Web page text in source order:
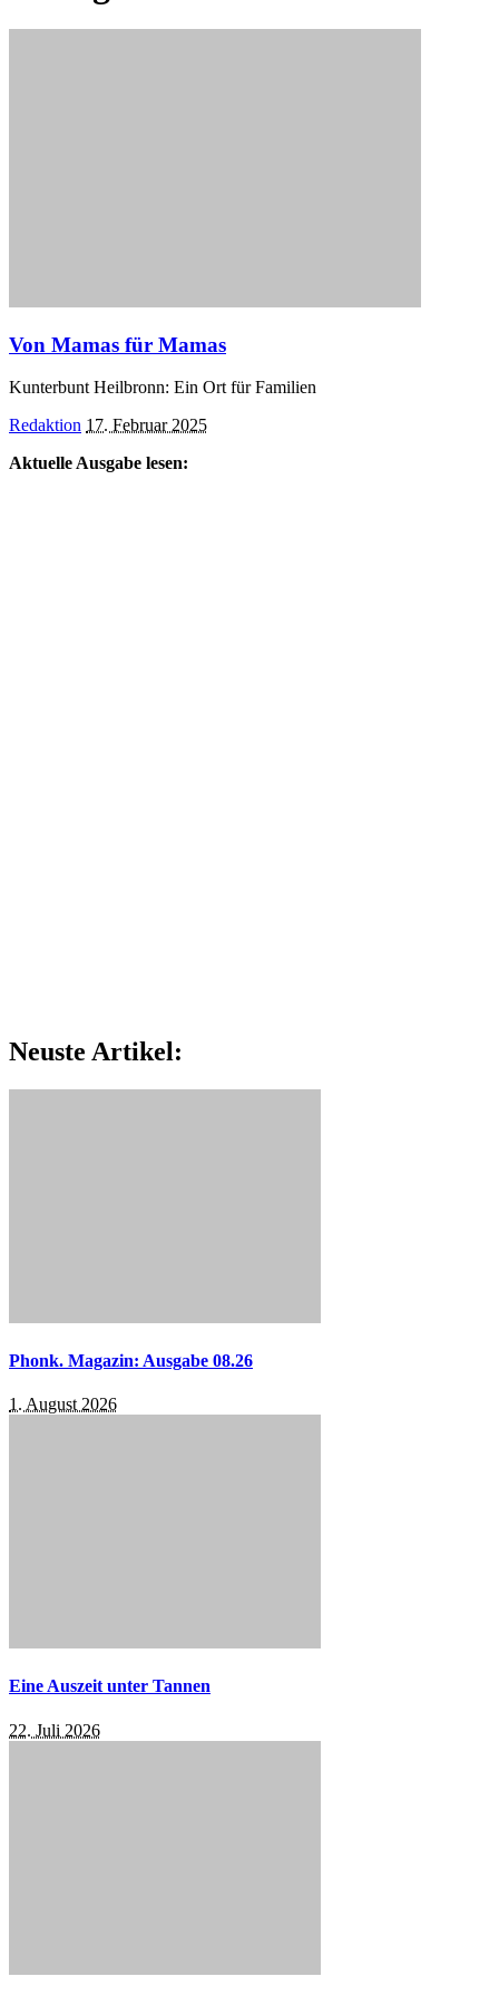
Von Mamas für Mamas
Kunterbunt Heilbronn: Ein Ort für Familien
Posted
Redaktion 17. Februar 2025
Aktuelle Ausgabe lesen:
Neuste Artikel:
Phonk. Magazin: Ausgabe 08.26
1. August 2026
Eine Auszeit unter Tannen
22. Juli 2026